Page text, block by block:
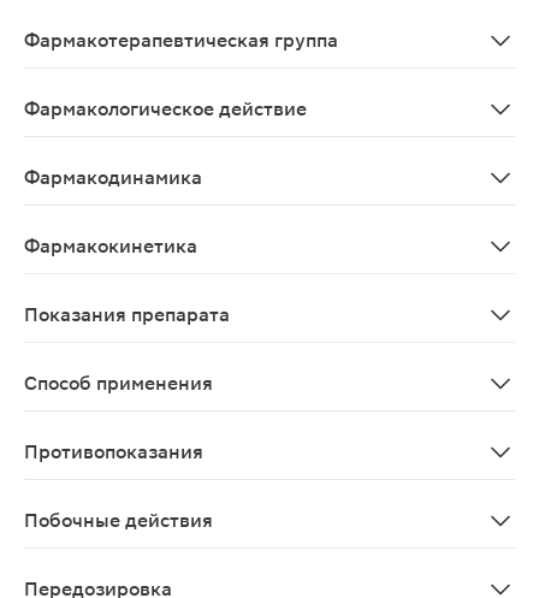
Фармакотерапевтическая группа
Фармакологическое действие
Фармакодинамика
Фармакокинетика
Показания препарата
Способ применения
Противопоказания
Побочные действия
Передозировка